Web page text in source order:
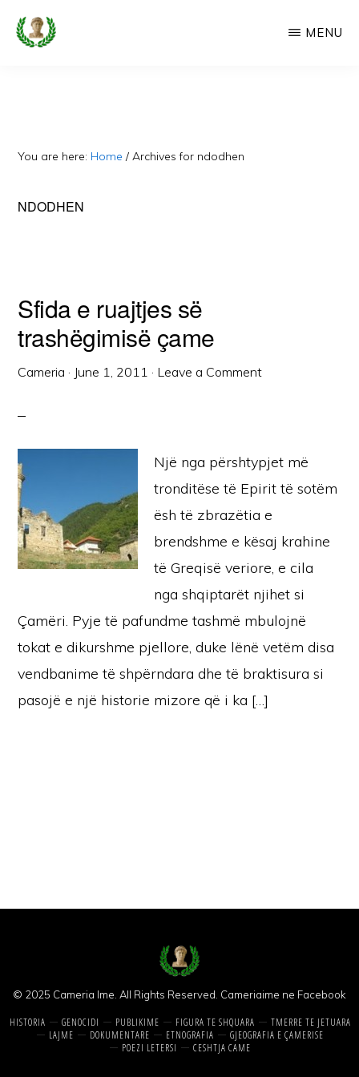
Skip
Faqe
Dedikuar
MENU
You are here: Home / Archives for ndodhen
NDODHEN
Sfida e ruajtjes së
trashëgimisë çame
Cameria · June 1, 2011 · Leave a Comment
Një nga përshtypjet më
tronditëse të Epirit të sotëm
ësh të zbrazëtia e
brendshme e kësaj krahine
të Greqisë veriore, e cila
nga shqiptarët njihet si
Çamëri. Pyje të pafundme tashmë mbulojnë
tokat e dikurshme pjellore, duke lënë vetëm disa
vendbanime të shpërndara dhe të braktisura si
pasojë e një historie mizore që i ka […]
© 2025 Cameria Ime. All Rights Reserved. Cameriaime ne Facebook
HISTORIA GENOCIDI PUBLIKIME FIGURA TE SHQUARA
TMERRE TE JETUARA
LAJME
DOKUMENTARE ETNOGRAFIA
GJEOGRAFIA E ÇAMERISE
POEZI LETERSI
CESHTJA CAME